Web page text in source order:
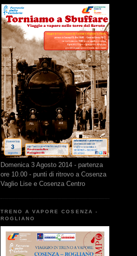
Domenica 3 Agosto 2014 - partenza
ore 10.00 - punti di ritrovo a Cosenza
Vaglio Lise e Cosenza Centro
TRENO A VAPORE COSENZA -
ROGLIANO